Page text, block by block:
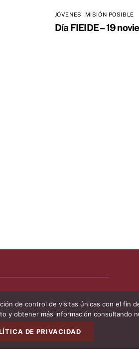
JÓVENES MISIÓN POSIBLE
Día FIEIDE – 19
de control de visitas únicas con el fin
y obtener más información consultando
DE PRIVACIDAD